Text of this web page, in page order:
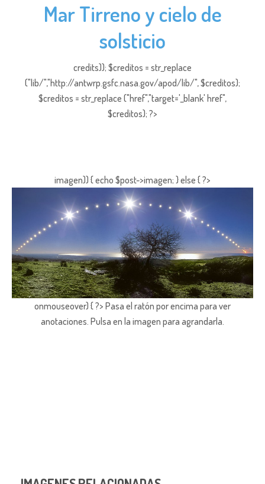
Mar Tirreno y cielo de
solsticio
credits)); $creditos = str_replace
("lib/","http://antwrp.gsfc.nasa.gov/apod/lib/", $creditos);
$creditos = str_replace ("href","target='_blank' href",
$creditos); ?>
imagen)) { echo $post->imagen; } else { ?>
onmouseover) { ?> Pasa el ratón por encima para ver
anotaciones. Pulsa en la imagen para agrandarla.